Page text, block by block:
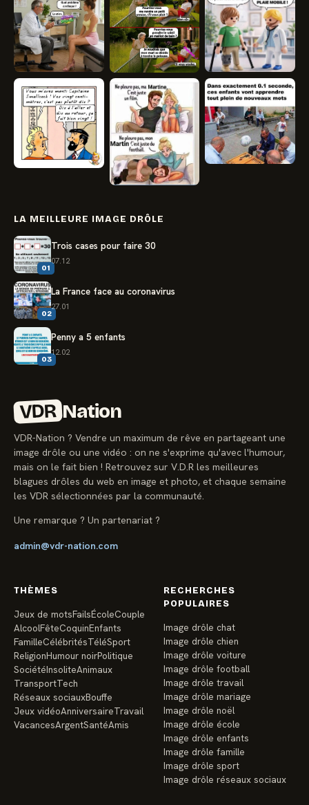
LA MEILLEURE IMAGE DRÔLE
01
Trois cases pour faire 30
07.12
02
La France face au coronavirus
27.01
03
Penny a 5 enfants
12.02
VDR Nation
VDR-Nation ? Vendre un maximum de rêve en partageant une
image drôle ou une vidéo : on ne s'exprime qu'avec l'humour,
mais on le fait bien ! Retrouvez sur V.D.R les meilleures
blagues drôles du web en image et photo, et chaque semaine
les VDR sélectionnées par la communauté.
Une remarque ? Un partenariat ?
admin@vdr-nation.com
THÈMES
Jeux de motsFailsÉcoleCouple
AlcoolFêteCoquinEnfants
FamilleCélébritésTéléSport
ReligionHumour noirPolitique
SociétéInsoliteAnimaux
TransportTech
Réseaux sociauxBouffe
Jeux vidéoAnniversaireTravail
VacancesArgentSantéAmis
RECHERCHES
POPULAIRES
Image drôle chat
Image drôle chien
Image drôle voiture
Image drôle football
Image drôle travail
Image drôle mariage
Image drôle noël
Image drôle école
Image drôle enfants
Image drôle famille
Image drôle sport
Image drôle réseaux sociaux